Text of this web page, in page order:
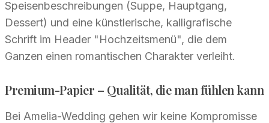
Speisenbeschreibungen (Suppe, Hauptgang,
Dessert) und eine künstlerische, kalligrafische
Schrift im Header "Hochzeitsmenü", die dem
Ganzen einen romantischen Charakter verleiht.
Premium-Papier – Qualität, die man fühlen kann
Bei Amelia-Wedding gehen wir keine Kompromisse